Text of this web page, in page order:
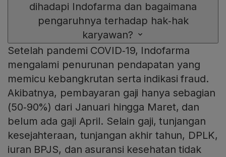
dihadapi Indofarma dan bagaimana
pengaruhnya terhadap hak‑hak
karyawan?
Setelah pandemi COVID‑19, Indofarma
mengalami penurunan pendapatan yang
memicu kebangkrutan serta indikasi fraud.
Akibatnya, pembayaran gaji hanya sebagian
(50‑90%) dari Januari hingga Maret, dan
belum ada gaji April. Selain gaji, tunjangan
kesejahteraan, tunjangan akhir tahun, DPLK,
iuran BPJS, dan asuransi kesehatan tidak